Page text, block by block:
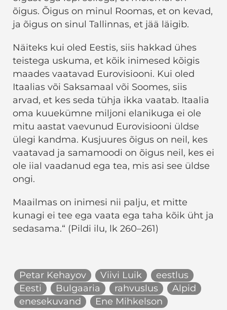
õigus. Õigus on minul Roomas, et on kevad,
ja õigus on sinul Tallinnas, et jää läigib.
Näiteks kui oled Eestis, siis hakkad ühes
teistega uskuma, et kõik inimesed kõigis
maades vaatavad Eurovisiooni. Kui oled
Itaalias või Saksamaal või Soomes, siis
arvad, et kes seda tühja ikka vaatab. Itaalia
oma kuuekümne miljoni elanikuga ei ole
mitu aastat vaevunud Eurovisiooni üldse
ülegi kandma. Kusjuures õigus on neil, kes
vaatavad ja samamoodi on õigus neil, kes ei
ole iial vaadanud ega tea, mis asi see üldse
ongi.
Maailmas on inimesi nii palju, et mitte
kunagi ei tee ega vaata ega taha kõik üht ja
sedasama.“ (Pildi ilu, lk 260–261)
Petar Kehayov Viivi Luik
eestlus
Eesti
Bulgaaria rahvuslus
Alpid
enesekuvand
Ene Mihkelson